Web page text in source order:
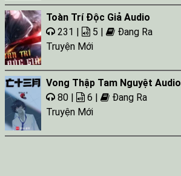
Toàn Trí Độc Giả Audio
231 |
5 |
Đang Ra
Truyện Mới
Vong Thập Tam Nguyệt Audio
80 |
6 |
Đang Ra
Truyện Mới